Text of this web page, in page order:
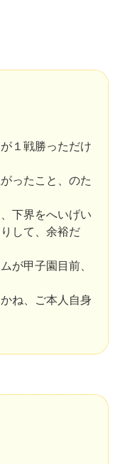
１戦勝っただけ
ったこと、のた
下界をへいげい
して、余裕だ
が甲子園目前、
ね、ご本人自身